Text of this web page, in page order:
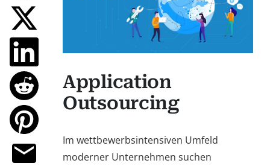
Application
Outsourcing
Im wettbewerbsintensiven Umfeld
moderner Unternehmen suchen